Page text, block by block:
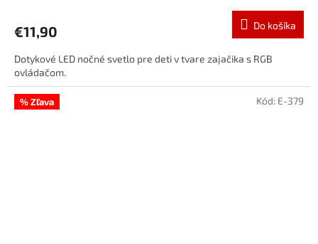
€11,90 Do košíka
Dotykové LED nočné svetlo pre deti v tvare zajačika s RGB
ovládačom.
% Zľava Kód: E-379